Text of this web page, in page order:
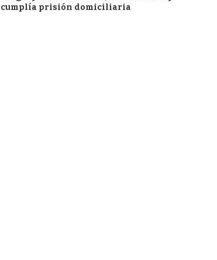
cumplía prisión domiciliaria